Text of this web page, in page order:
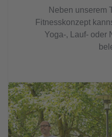
Neben unserem
Fitnesskonzept
Yoga-, Lauf- oder